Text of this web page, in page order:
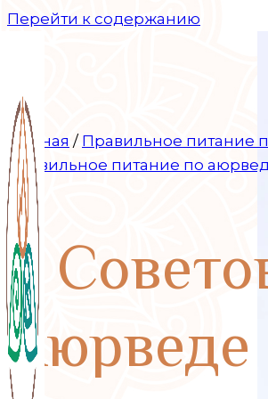
Перейти к содержанию
Главная / Правильное питание
Правильное питание по
9
Аюрведе